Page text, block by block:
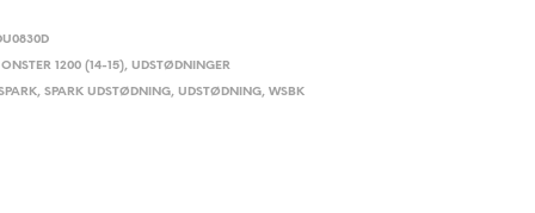
1200 (14-15),UDSTØDNINGER
,SPARK UDSTØDNING,UDSTØDNING,WSBK